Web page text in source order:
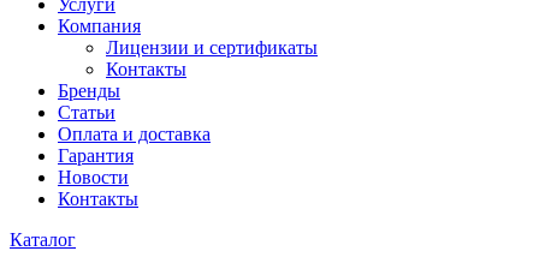
Услуги
Компания
Лицензии и сертификаты
Контакты
Бренды
Статьи
Оплата и доставка
Гарантия
Новости
Контакты
Каталог